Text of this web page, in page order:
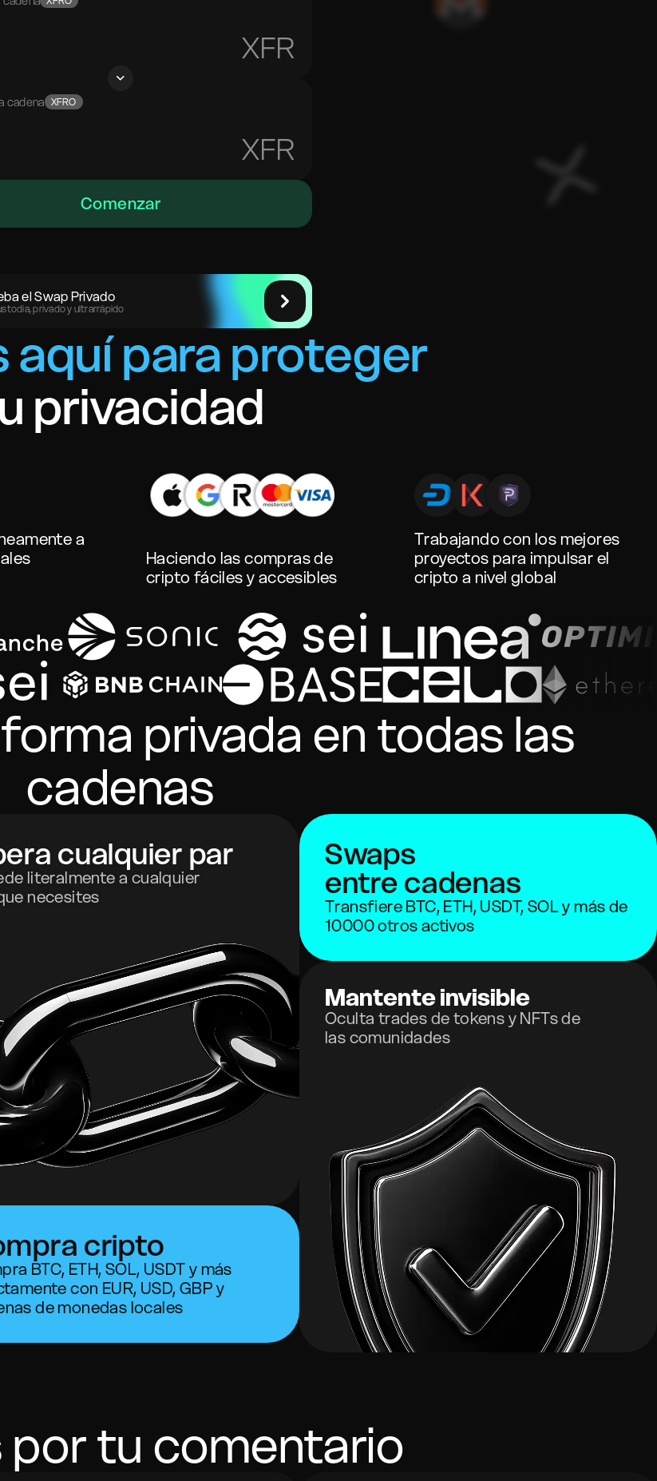
XFR
cadena XFRO
XFR
Comenzar
el Swap Privado
privado y ultrarrápido
aquí para proteger
privacidad
a
Haciendo las compras de
cripto fáciles y accesibles
Trabajando con los mejores
proyectos para impulsar el
cripto a nivel global
privada en todas las
cadenas
cualquier par
literalmente a cualquier
necesites
cripto
BTC, ETH, SOL, USDT y más
con EUR, USD, GBP y
de monedas locales
Swaps
entre cadenas
Transfiere BTC, ETH, USDT, SOL y más de
10000 otros activos
Mantente invisible
Oculta trades de tokens y NFTs de
las comunidades
por tu comentario